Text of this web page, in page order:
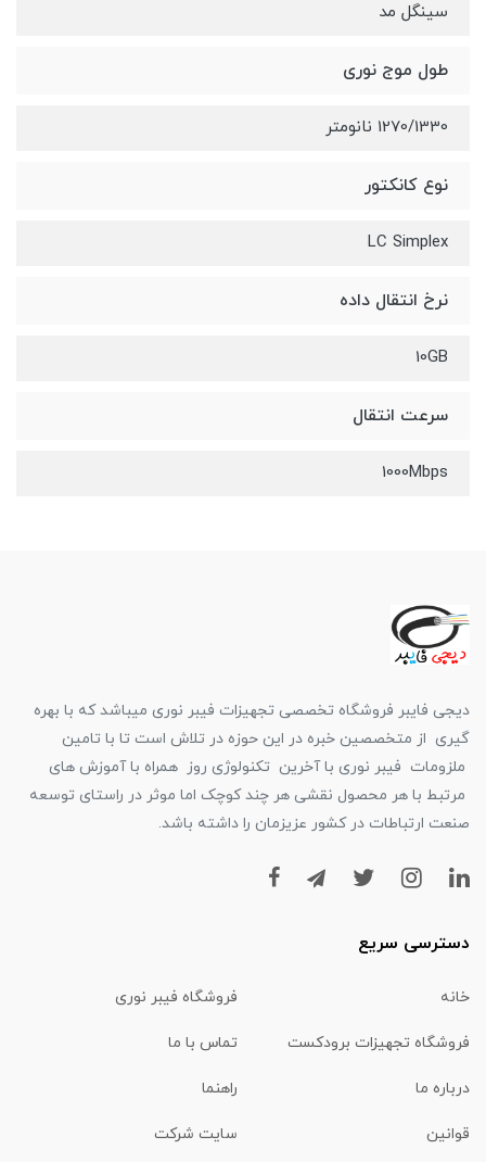
سینگل مد
طول موج نوری
1270/1330 نانومتر
نوع کانکتور
LC Simplex
نرخ انتقال داده
10GB
سرعت انتقال
1000Mbps
دیجی فایبر فروشگاه تخصصی تجهیزات فیبر نوری میباشد که با بهره
گیری از متخصصین خبره در این حوزه در تلاش است تا با تامین
ملزومات فیبر نوری با آخرین تکنولوژی روز همراه با آموزش های
مرتبط با هر محصول نقشی هر چند کوچک اما موثر در راستای توسعه
صنعت ارتباطات در کشور عزیزمان را داشته باشد.
دسترسی سریع
خانه فروشگاه فیبر نوری
فروشگاه تجهیزات برودکست تماس با ما
درباره ما راهنما
قوانین سایت شرکت